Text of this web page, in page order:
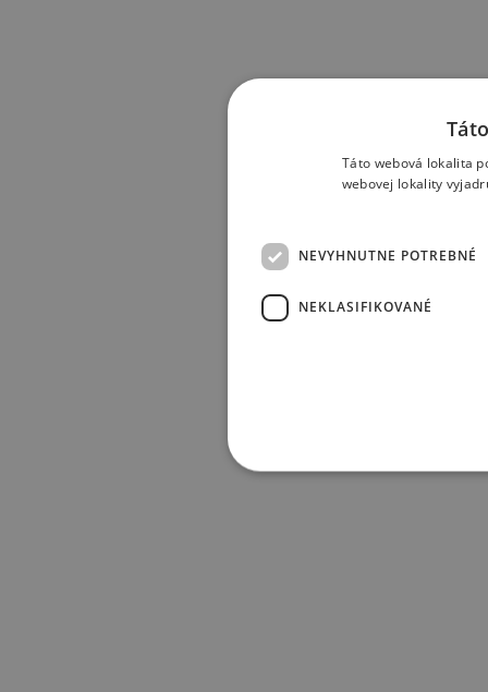
Táto webová lokalita
webovej lokality
NEVYHNUTNE POTREBNÉ
NEKLASIFIKOVANÉ